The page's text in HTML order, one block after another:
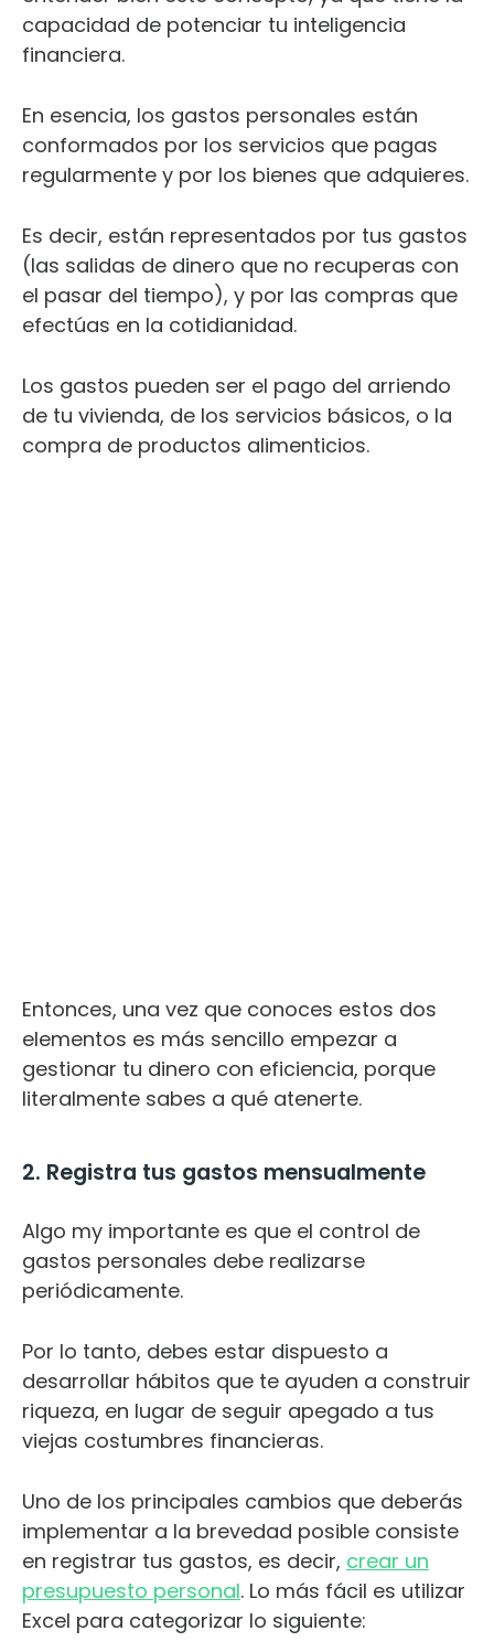
capacidad de potenciar tu inteligencia
financiera.
En esencia, los gastos personales están
conformados por los servicios que pagas
regularmente y por los bienes que adquieres.
Es decir, están representados por tus gastos
(las salidas de dinero que no recuperas con
el pasar del tiempo), y por las compras que
efectúas en la cotidianidad.
Los gastos pueden ser el pago del arriendo
de tu vivienda, de los servicios básicos, o la
compra de productos alimenticios.
Entonces, una vez que conoces estos dos
elementos es más sencillo empezar a
gestionar tu dinero con eficiencia, porque
literalmente sabes a qué atenerte.
2. Registra tus gastos mensualmente
Algo my importante es que el control de
gastos personales debe realizarse
periódicamente.
Por lo tanto, debes estar dispuesto a
desarrollar hábitos que te ayuden a construir
riqueza, en lugar de seguir apegado a tus
viejas costumbres financieras.
Uno de los principales cambios que deberás
implementar a la brevedad posible consiste
en registrar tus gastos, es decir, crear un
presupuesto personal. Lo más fácil es utilizar
Excel para categorizar lo siguiente: